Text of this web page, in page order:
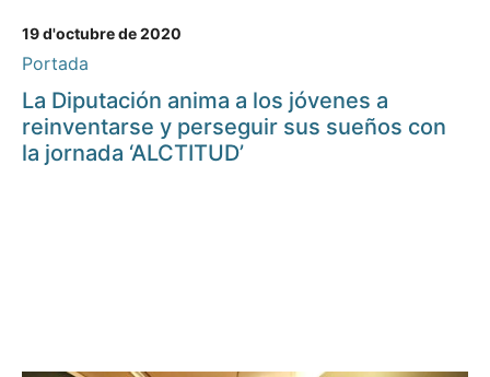
19 d'octubre de 2020
Portada
La Diputación anima a los jóvenes a
reinventarse y perseguir sus sueños con
la jornada ‘ALCTITUD’